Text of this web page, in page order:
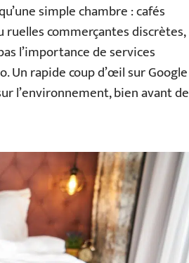
simple chambre : cafés
commerçantes discrètes,
l’importance de services
Un rapide coup d’œil sur Google
l’environnement, bien avant de